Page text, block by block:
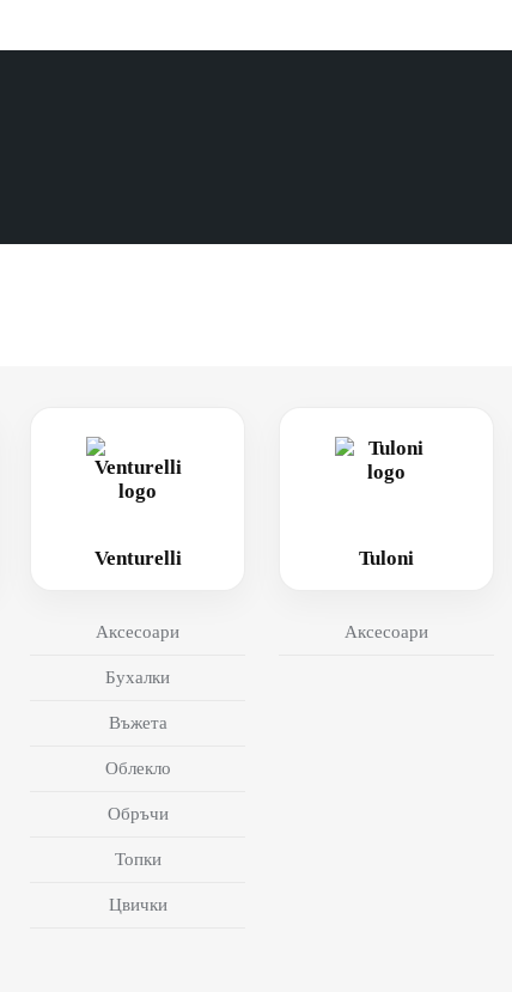
Venturelli
Аксесоари
Бухалки
Въжета
Облекло
Обръчи
Топки
Цвички
Tuloni
Аксесоари